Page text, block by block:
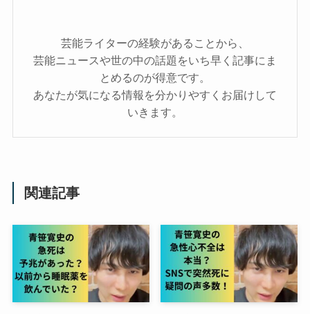
芸能ライターの経験があることから、
芸能ニュースや世の中の話題をいち早く記事にま
とめるのが得意です。
あなたが気になる情報を分かりやすくお届けして
いきます。
関連記事